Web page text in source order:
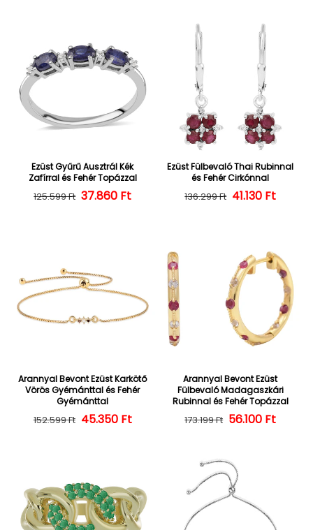
Ezüst Gyűrű Ausztrál Kék
Zafírral és Fehér Topázzal
Normál ár
125.599 Ft Kedvezményes ár
37.860 Ft
Ezüst Fülbevaló Thai Rubinnal
és Fehér Cirkónnal
Normál ár
136.299 Ft 41.130 Ft
Arannyal Bevont Ezüst Karkötő
Vörös Gyémánttal és Fehér
Gyémánttal
Normál ár
152.599 Ft Kedvezményes ár
45.350 Ft
Arannyal Bevont Ezüst
Fülbevaló Madagaszkári
Rubinnal és Fehér Topázzal
Normál ár
173.199 Ft 56.100 Ft